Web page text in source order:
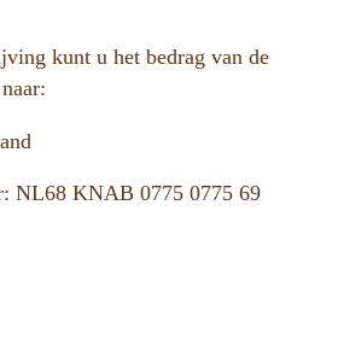
kunt u het bedrag van de
NL68 KNAB 0775 0775 69